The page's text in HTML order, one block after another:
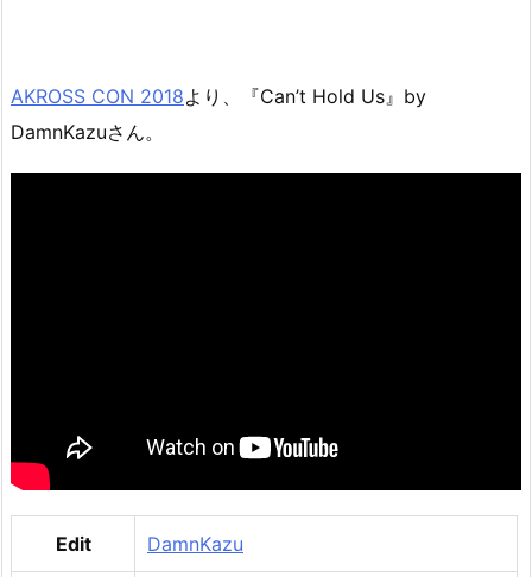
AKROSS CON 2018より、『Can’t Hold Us』by
DamnKazuさん。
Edit DamnKazu